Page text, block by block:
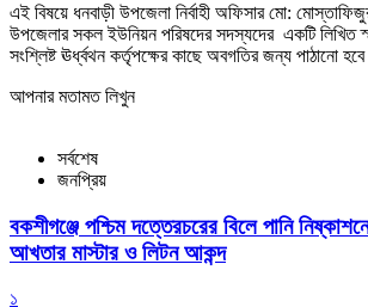
এই বিষয়ে ধনবাড়ী উপজেলা নির্বাহী অফিসার মো:
উপজেলার সকল ইউনিয়ন পরিষদের সদস্যদের একটি লিখিত
সংশ্লিষ্ট ঊর্ধ্বথন কর্তৃপক্ষের কাছে অবগতির জন্য পাঠানো
আপনার মতামত লিখুন
সর্বশেষ
জনপ্রিয়
বকশীগঞ্জে পশ্চিম দত্তেরচরের বিলে পানি
আখতার মাস্টার ও লিটন আকন্দ
১